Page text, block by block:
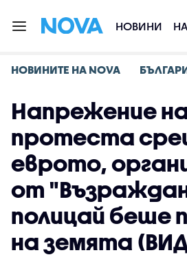
НОВИНИ
НОВИНИТЕ НА NOVA
Напрежение
протеста
еврото,
от
полицай беше
на земята